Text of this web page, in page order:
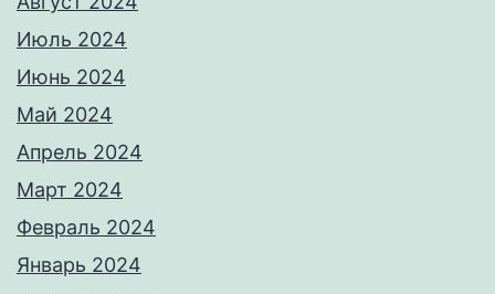
Июль 2024
Июнь 2024
Май 2024
Апрель 2024
Март 2024
Февраль 2024
Январь 2024